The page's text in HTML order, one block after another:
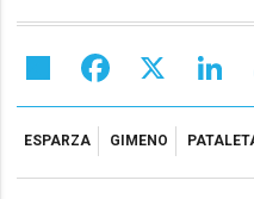
Share Facebook
ESPARZA GIMENO